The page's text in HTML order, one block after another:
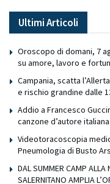
Ultimi Articoli
Oroscopo di domani, 7
su amore, lavoro e
Campania, scatta
e rischio grandine dalle
Addio a Francesco
canzone d’autore italiana
Videotoracoscopia
Pneumologia di Busto
DAL SUMMER CAMP ALLA
SALERNITANO AMPLIA